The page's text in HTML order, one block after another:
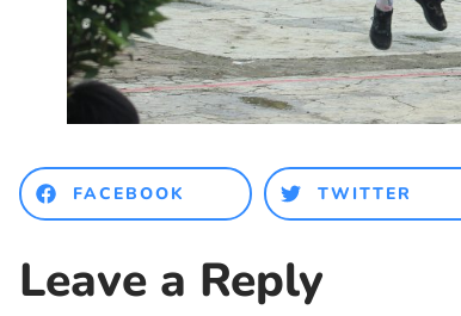
FACEBOOK TWITTER
Leave a Reply